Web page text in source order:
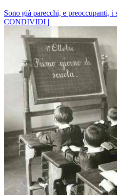
Sono già parecchi, e preoccupanti,
CONDIVIDI |